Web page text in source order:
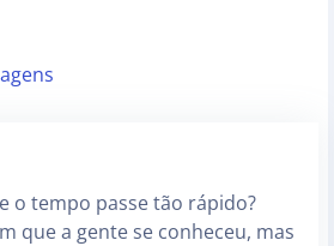
o tempo passe tão rápido?
que a gente se conheceu, mas